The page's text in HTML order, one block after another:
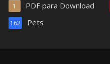
PDF para Download
1
Pets
162